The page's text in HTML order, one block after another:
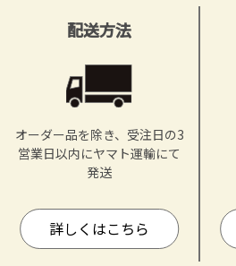
配送方法
オーダー品を除き、受注日の3
営業日以内にヤマト運輸にて
発送
詳しくはこちら